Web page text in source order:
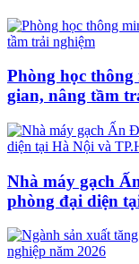
Phòng học
gian, nâng tầm
Nhà máy gạch
phòng đại diện